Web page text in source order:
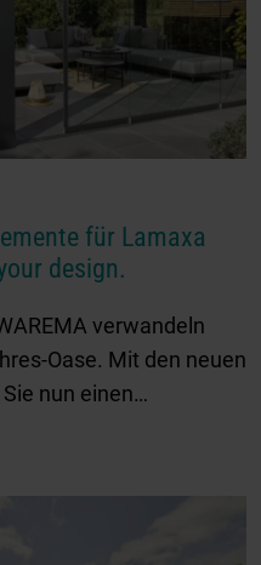
für Lamaxa
design.
verwandeln
Oase. Mit den neuen
nun einen…